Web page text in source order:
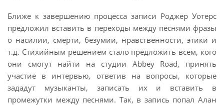
Ближе к завершению процесса записи Роджер Уотерс
предложил вставить в переходы между песнями фразы
о насилии, смерти, безумии, нравственности, этики и
т.д. Стихийным решением стало предложить всем, кого
они смогут найти на студии Abbey Road, принять
участие в интервью, ответив на вопросы, которые
зададут музыканты, записать их и вставить в
промежутки между песнями. Так, в запись попал Алан